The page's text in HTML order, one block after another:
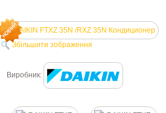
Збільшити зображення
Виробник: